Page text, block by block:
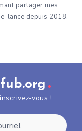
partager mes
lance depuis 2018.
vous !